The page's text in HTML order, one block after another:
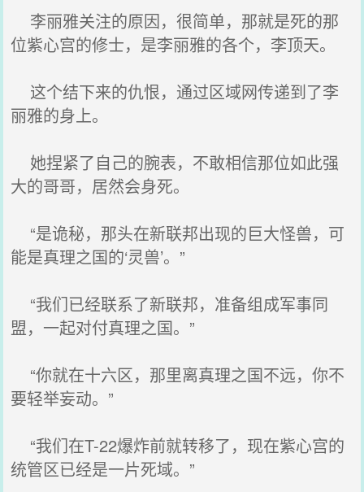
李丽雅关注的原因，很简单，那就是死的那
位紫心宫的修士，是李丽雅的各个，李顶天。
这个结下来的仇恨，通过区域网传递到了李
丽雅的身上。
她捏紧了自己的腕表，不敢相信那位如此强
大的哥哥，居然会身死。
“是诡秘，那头在新联邦出现的巨大怪兽，可
能是真理之国的‘灵兽’。”
“我们已经联系了新联邦，准备组成军事同
盟，一起对付真理之国。”
“你就在十六区，那里离真理之国不远，你不
要轻举妄动。”
“我们在T-22爆炸前就转移了，现在紫心宫的
统管区已经是一片死域。”